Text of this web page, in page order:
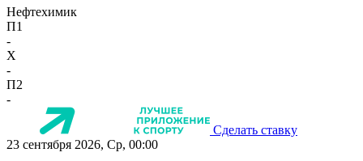
Нефтехимик
П1
-
X
-
П2
-
Сделать ставку
23 сентября 2026, Ср, 00:00